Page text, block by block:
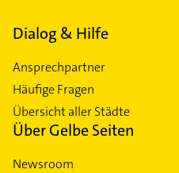
Dialog & Hilfe
Ansprechpartner
Häufige Fragen
Übersicht aller Städte
Über Gelbe Seiten
Newsroom